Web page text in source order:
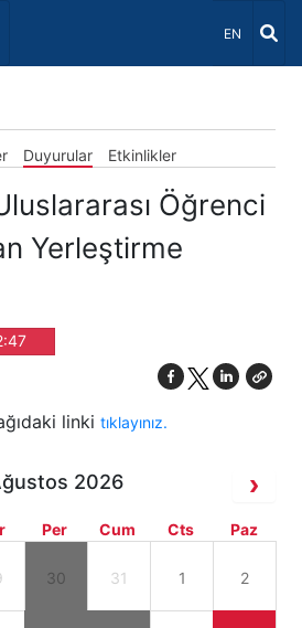
Dil Seçiniz
EN
Duyurular Etkinlikler
Öğrenci
Yerleştirme
linki tıklayınız.
2026
Per Cum Cts Paz
30 31 1 2